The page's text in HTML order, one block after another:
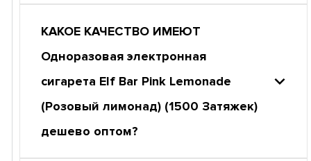
КАКОЕ КАЧЕСТВО ИМЕЮТ
Одноразовая электронная
сигарета Elf Bar Pink Lemonade
(Розовый лимонад) (1500 Затяжек)
дешево оптом?